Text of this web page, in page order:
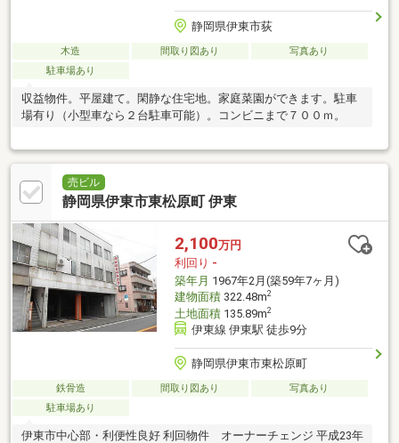
静岡県伊東市荻
木造 間取り図あり
写真あり
駐車場あり
収益物件。平屋建て。閑静な住宅地。家庭菜園ができます。駐車
場有り（小型車なら２台駐車可能）。コンビニまで７００ｍ。
売ビル
静岡県伊東市東松原町 伊東
2,100万円
利回り -
築年月 1967年2月(築59年7ヶ月)
建物面積322.48m2
土地面積135.89m2
伊東線 伊東駅 徒歩9分
静岡県伊東市東松原町
鉄骨造 間取り図あり
写真あり
駐車場あり
伊東市中心部・利便性良好 利回物件 オーナーチェンジ 平成23年